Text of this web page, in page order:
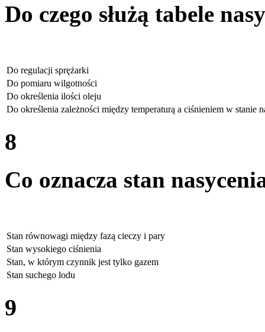
Do czego służą tabele
Do regulacji sprężarki
Do pomiaru wilgotności
Do określenia ilości oleju
Do określenia zależności między temperaturą a ciśnieniem w stanie
8
Co oznacza stan
Stan równowagi między fazą cieczy i pary
Stan wysokiego ciśnienia
Stan, w którym czynnik jest tylko gazem
Stan suchego lodu
9